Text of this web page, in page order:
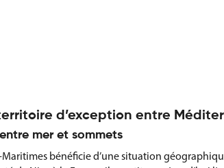
d’exception entre
mer et sommets
bénéficie d’une situation